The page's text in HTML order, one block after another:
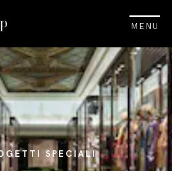
MENU
SPECIALI